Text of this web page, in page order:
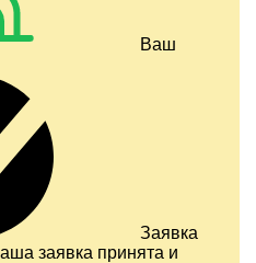
Ваш
Заявка
заявка принята и